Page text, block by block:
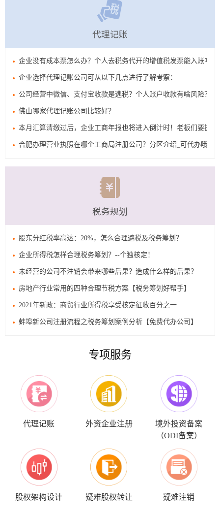
代理记账
企业没有成本票怎么办？个人去税务代开的增值税发票能入账吗？
企业选择代理记账公司可从以下几点进行了解考察：
公司经营中微信、支付宝收款是逃税？个人账户收款有啥风险？
佛山哪家代理记账公司比较好？
本月汇算清缴过后，企业工商年报也将进入倒计时！老板们要抓紧
合肥办理营业执照在哪个工商局注册公司？分区介绍_可代办哦
税务规划
股东分红税率高达：20%，怎么合理避税及税务筹划？
企业所得税怎样合理税务筹划？--个独核定！
未经营的公司不注销会带来哪些后果？造成什么样的后果？
房地产行业常用的四种合理节税方案【税务筹划好帮手】
2021年新政：商贸行业所得税享受核定征收百分之一
蚌埠新公司注册流程之税务筹划案例分析【免费代办公司】
专项服务
代理记账 外资企业注册
境外投资备案
（ODI备案）
股权架构设计 疑难股权转让 疑难注销